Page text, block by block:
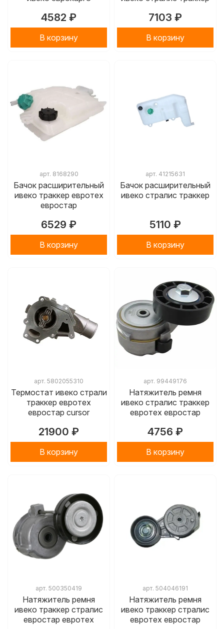
4582 ₽
В корзину
7103 ₽
В корзину
арт. 8168290
Бачок расширительный
ивеко траккер евротех
евростар
6529 ₽
В корзину
арт. 41215631
Бачок расширительный
ивеко стралис траккер
5110 ₽
В корзину
арт. 5802055310
Термостат ивеко страли
траккер евротех
евростар cursor
21900 ₽
В корзину
арт. 99449176
Натяжитель ремня
ивеко стралис траккер
евротех евростар
4756 ₽
В корзину
арт. 500350419
Натяжитель ремня
ивеко траккер стралис
евростар евротех
арт. 504046191
Натяжитель ремня
ивеко траккер стралис
евротех евростар